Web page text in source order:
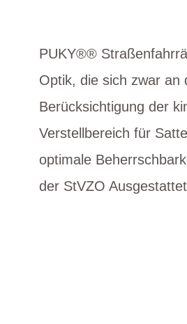
PUKY®®
Optik, die sich zwar an
Berücksichtigung der
Verstellbereich für
optimale
der StVZO